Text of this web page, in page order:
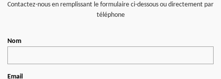
Contactez-nous en remplissant le formulaire ci-dessous ou directement par
téléphone
Nom
Email